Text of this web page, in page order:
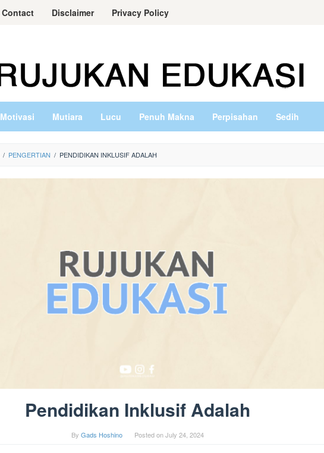
Contact Disclaimer Privacy Policy
Motivasi Mutiara Lucu Penuh Makna Perpisahan Sedih
/ PENGERTIAN / PENDIDIKAN INKLUSIF ADALAH
Pendidikan Inklusif Adalah
By Gads Hoshino Posted onJuly 24, 2024